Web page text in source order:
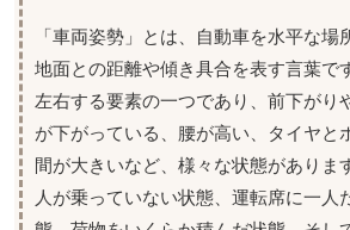
「車両姿勢」とは、自動車を水平な場
地面との距離や傾き具合を表す言葉で
左右する要素の一つであり、前下がり
が下がっている、腰が高い、タイヤと
間が大きいなど、様々な状態がありま
人が乗っていない状態、運転席に一人